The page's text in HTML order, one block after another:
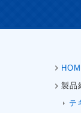
製品
テ